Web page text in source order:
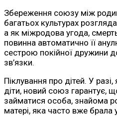
Збереження союзу між
багатьох культурах
а як міжродова угода, смерть
повинна автоматично її
сестрою покійної дружини
зв’язки.
Піклування про дітей. У
діти, новий союз гарантує,
займатися особа, знайома
матері, яка часто вже брала